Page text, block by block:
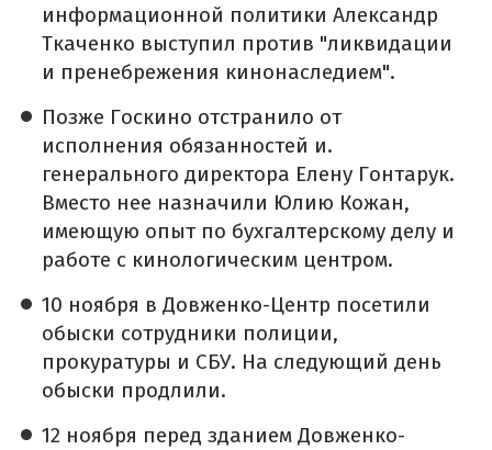
информационной политики Александр
Ткаченко выступил против "ликвидации
и пренебрежения кинонаследием".
Позже Госкино отстранило от
исполнения обязанностей и.
генерального директора Елену Гонтарук.
Вместо нее назначили Юлию Кожан,
имеющую опыт по бухгалтерскому делу и
работе с кинологическим центром.
10 ноября в Довженко-Центр посетили
обыски сотрудники полиции,
прокуратуры и СБУ. На следующий день
обыски продлили.
12 ноября перед зданием Довженко-